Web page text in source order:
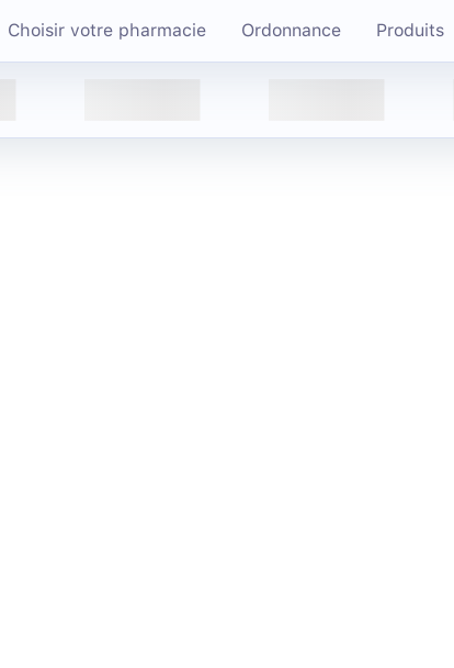
Choisir votre pharmacie Ordonnance Produits